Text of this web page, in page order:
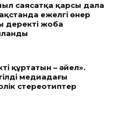
саясатқа қарсы дала
ежелгі өнер
деректі жоба
құртатын – әйел».
медиадағы
стереотиптер